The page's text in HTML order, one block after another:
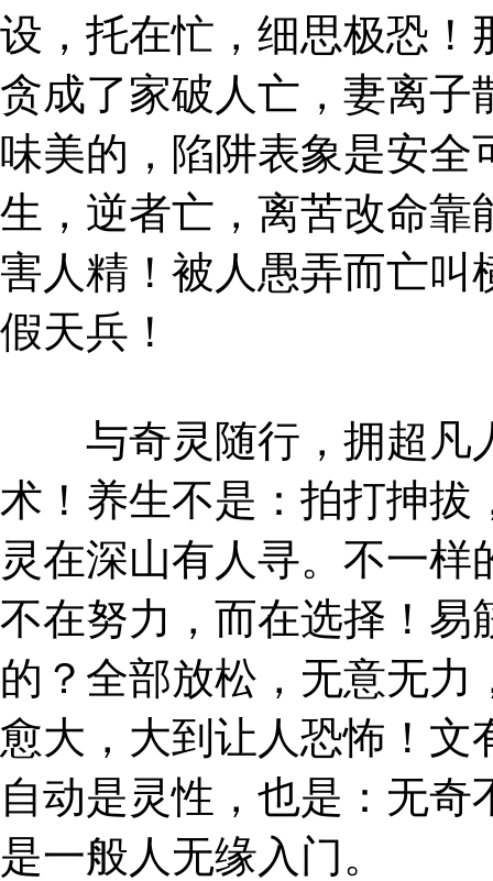
设，托在忙，细思极恐！
贪成了家破人亡，妻离子
味美的，陷阱表象是安全
生，逆者亡，离苦改命靠
害人精！被人愚弄而亡叫
假天兵！
与奇灵随行，拥超凡
术！养生不是：拍打抻拔
灵在深山有人寻。不一
不在努力，而在选择！易
的？全部放松，无意无
愈大，大到让人恐怖！文
自动是灵性，也是：无
是一般人无缘入门。